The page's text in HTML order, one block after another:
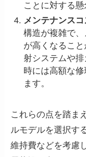
ことに対する懸
メンテナンスコ
構造が複雑で
が高くなるこ
射システムや
時には高額な
ます。
これらの点を踏ま
ルモデルを選択す
維持費などを考慮